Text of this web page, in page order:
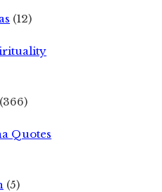
(12)
(366)
Quotes
(5)